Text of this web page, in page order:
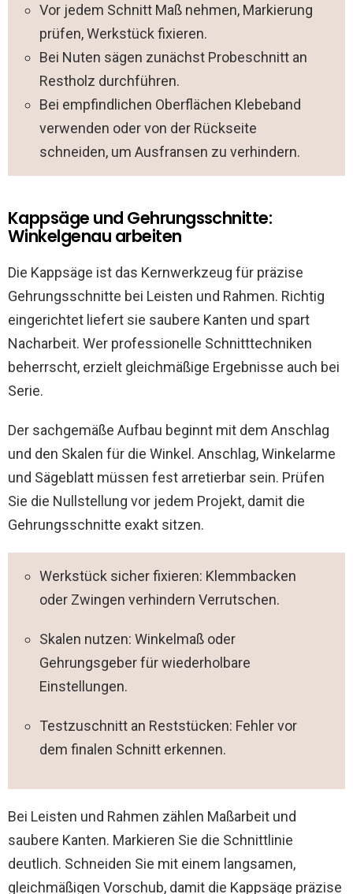
Vor jedem Schnitt Maß nehmen, Markierung
prüfen, Werkstück fixieren.
Bei Nuten sägen zunächst Probeschnitt an
Restholz durchführen.
Bei empfindlichen Oberflächen Klebeband
verwenden oder von der Rückseite
schneiden, um Ausfransen zu verhindern.
Kappsäge und Gehrungsschnitte:
Winkelgenau arbeiten
Die Kappsäge ist das Kernwerkzeug für präzise
Gehrungsschnitte bei Leisten und Rahmen. Richtig
eingerichtet liefert sie saubere Kanten und spart
Nacharbeit. Wer professionelle Schnitttechniken
beherrscht, erzielt gleichmäßige Ergebnisse auch bei
Serie.
Der sachgemäße Aufbau beginnt mit dem Anschlag
und den Skalen für die Winkel. Anschlag, Winkelarme
und Sägeblatt müssen fest arretierbar sein. Prüfen
Sie die Nullstellung vor jedem Projekt, damit die
Gehrungsschnitte exakt sitzen.
Werkstück sicher fixieren: Klemmbacken
oder Zwingen verhindern Verrutschen.
Skalen nutzen: Winkelmaß oder
Gehrungsgeber für wiederholbare
Einstellungen.
Testzuschnitt an Reststücken: Fehler vor
dem finalen Schnitt erkennen.
Bei Leisten und Rahmen zählen Maßarbeit und
saubere Kanten. Markieren Sie die Schnittlinie
deutlich. Schneiden Sie mit einem langsamen,
gleichmäßigen Vorschub, damit die Kappsäge präzise